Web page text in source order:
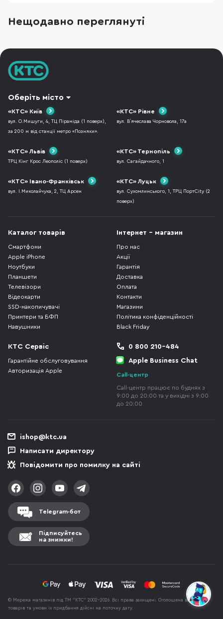
лише вдома, а й у дорозі, без серйозних
компромісів у якості графіки та комфорті
Нещодавно переглянуті
Оберіть місто
«КТС» Київ
вул. О.Мишуги, 4, ТЦ Піраміда (1 поверх),
за 200 м від станції метро «Позняки».
«КТС» Рівне
вул. В`ячеслава Чорновола, 17а
«КТС» Львів
ТРЦ Кінг Крос Леополіс (1 поверх)
«КТС» Тернопіль
вул. Сагайдачного, 1
«КТС» Івано-Франківськ
вул. І.Миколайчука, 2, ТЦ Арсен
«КТС» Луцьк
вул. Сухомлинського, 1, ТРЦ ПортCity (2
поверх)
Каталог товарів
Смартфони
Apple iPhone
Ноутбуки
Планшети
Телевізори
Відеокарти
SSD-накопичувачі
Принтери та БФП
Навушники
Інтернет - магазин
Про нас
Акції
Гарантія
Доставка
Оплата
Контакти
Магазини
Політика конфіденційності
Black Friday
КТС Сервіс
Гарантійне обслуговування
Авторизація Apple
0 800 210-484
Apple Business Chat
Call-центр
Call-центр працює по буднях з
9:00 до 20:00 та у вихідні з 9:00
до 20:00
ishop@ktc.ua
Написати директору
Повідомити про помилку на сайті
Telegram-бот
Підписуйтесь
на знижки!
© Мережа магазинів під ТМ "КТС" 2002-2026. Всі права захищені. Оголошена вартість
товарів та умови їх придбання дійсні на поточну дату.